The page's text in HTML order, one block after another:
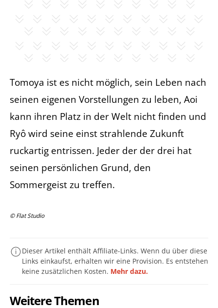
Tomoya ist es nicht möglich, sein Leben nach
seinen eigenen Vorstellungen zu leben, Aoi
kann ihren Platz in der Welt nicht finden und
Ryô wird seine einst strahlende Zukunft
ruckartig entrissen. Jeder der der drei hat
seinen persönlichen Grund, den
Sommergeist zu treffen.
© Flat Studio
Dieser Artikel enthält Affiliate-Links. Wenn du über diese
Links einkaufst, erhalten wir eine Provision. Es entstehen
keine zusätzlichen Kosten. Mehr dazu.
Weitere Themen